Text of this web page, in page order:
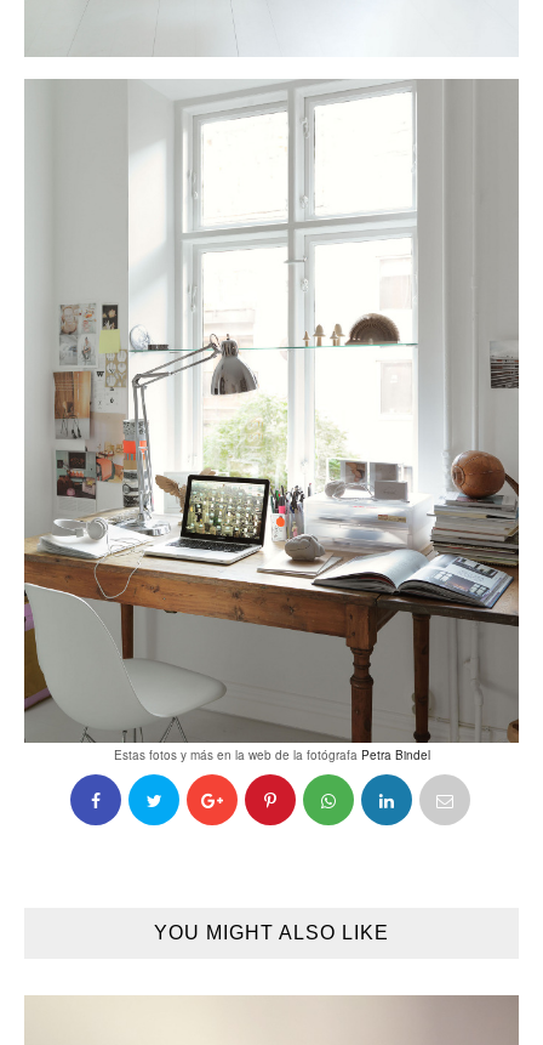
Estas fotos y más en la web de la fotógrafa Petra Bindel
YOU MIGHT ALSO LIKE